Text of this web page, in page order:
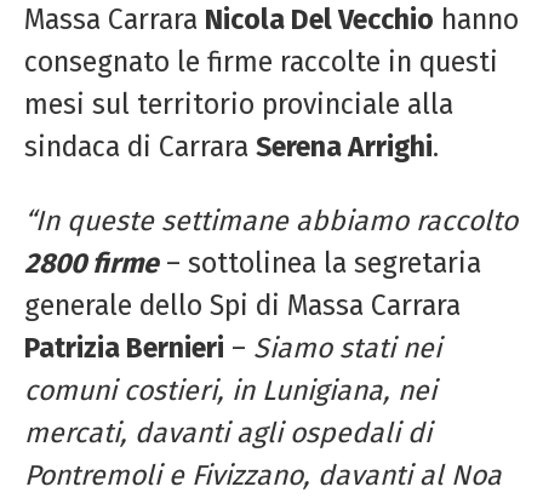
Massa Carrara Nicola Del Vecchio hanno
consegnato le firme raccolte in questi
mesi sul territorio provinciale alla
sindaca di Carrara Serena Arrighi.
“In queste settimane abbiamo raccolto
2800 firme– sottolinea la segretaria
generale dello Spi di Massa Carrara
Patrizia Bernieri – Siamo stati nei
comuni costieri, in Lunigiana, nei
mercati, davanti agli ospedali di
Pontremoli e Fivizzano, davanti al Noa